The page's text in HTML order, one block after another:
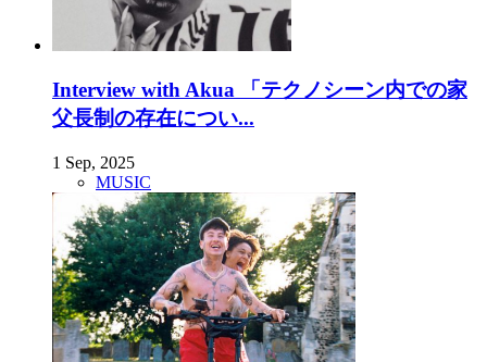
Interview with Akua 「テクノシーン内での家
父長制の存在につい...
1 Sep, 2025
MUSIC